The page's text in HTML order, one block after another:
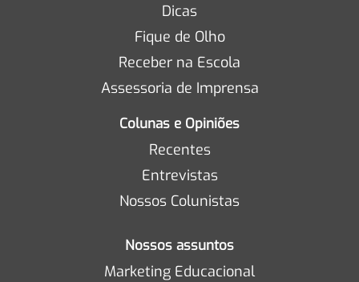
Dicas
Fique de Olho
Receber na Escola
Assessoria de Imprensa
Colunas e Opiniões
Recentes
Entrevistas
Nossos Colunistas
Nossos assuntos
Marketing Educacional